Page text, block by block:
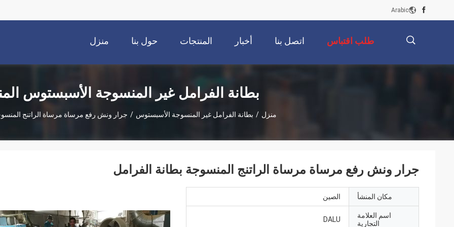
Arabic
منزل حول بنا المنتجات أخبار اتصل بنا طلب اقتباس
بطانة الفرامل غير المنسوجة الأسبستوس
منزل / بطانة الفرامل غير المنسوجة الأسبستوس / جرار ونش رفع مرساة مرساة الراتنج
جرار ونش رفع مرساة مرساة الراتنج المنسوجة بطانة الفرامل
مكان المنشأ الصين
اسم العلامة
التجارية
DALU